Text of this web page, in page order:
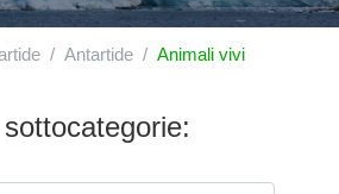
Antartide Animali vivi